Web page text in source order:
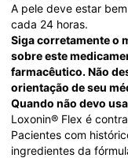
A pele deve estar
cada 24 horas.
Siga corretamente o
sobre este
farmacêutico. Não
orientação de seu
Quando não devo
Loxonin® Flex é
Pacientes com
ingredientes da